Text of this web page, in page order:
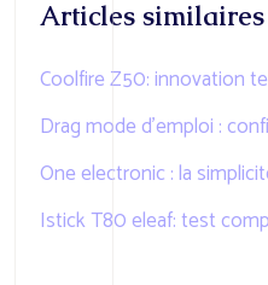
Articles similaires
Coolfire Z50: innovation
Drag mode d’emploi :
One electronic : la
Istick T80 eleaf: test